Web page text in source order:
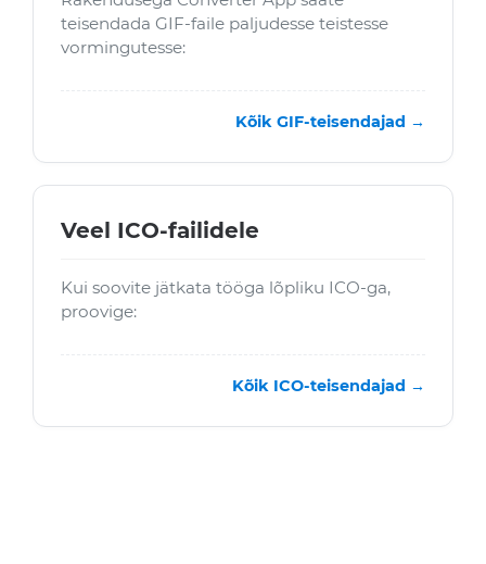
teisendada GIF-faile paljudesse teistesse
vormingutesse:
Kõik GIF-teisendajad →
Veel ICO-failidele
Kui soovite jätkata tööga lõpliku ICO-ga,
proovige:
Kõik ICO-teisendajad →